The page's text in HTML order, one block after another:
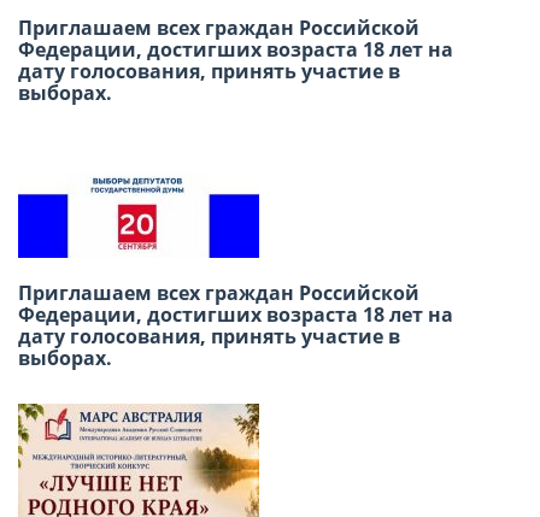
Приглашаем всех граждан Российской
Федерации, достигших возраста 18 лет на
дату голосования, принять участие в
выборах.
Приглашаем всех граждан Российской
Федерации, достигших возраста 18 лет на
дату голосования, принять участие в
выборах.
В честь Международного дня дружбы
приглашаем вас провести субботний день в
Русском доме в Лиме!
творчества «Москва в сердце каждого»
Победа в сердце, единство в строю: как в